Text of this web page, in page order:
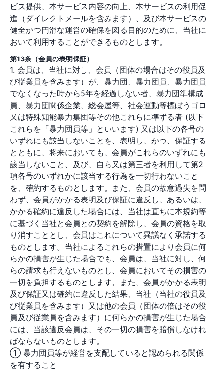
ビス提供、本サービス内容の向上、本サービスの利用促
進（ダイレクトメールを含みます）、及び本サービスの
健全かつ円滑な運営の確保を図る目的のために、当社に
おいて利用することができるものとします。
第13条（会員の表明保証）
1. 会員は、当社に対し、会員（団体の場合はその役員及
び従業員を含みます）が、暴力団、暴力団員、暴力団員
でなくなった時から5年を経過しない者、暴力団準構成
員、暴力団関係企業、総会屋等、社会運動等標ぼうゴロ
又は特殊知能暴力集団等その他これらに準ずる者 (以下
これらを「暴力団員等」といいます) 又は以下の各号の
いずれにも該当しないことを、表明し、かつ、保証する
とともに、将来においても、会員がこれらのいずれにも
該当しないこと、及び、自ら又は第三者を利用して第2
項各号のいずれかに該当する行為を一切行わないこと
を、確約するものとします。また、会員の故意過失を問
わず、会員がかかる表明及び保証に違反し、あるいは、
かかる確約に違反した場合には、当社は直ちに本規約等
に基づく当社と会員との契約を解除し、会員の資格を取
り消すこととし、会員はこれについて異議なく承諾する
ものとします。当社によるこれらの措置により会員に何
らかの損害が生じた場合でも、会員は、当社に対し、何
らの請求も行えないものとし、会員においてその損害の
一切を負担するものとします。また、会員がかかる表明
及び保証又は確約に違反した結果、当社（当社の役員及
び従業員を含みます）又は他の会員（団体の倍はその役
員及び従業員を含みます）に何らかの損害が生じた場合
には、当該違反会員は、その一切の損害を賠償しなけれ
ばならないものとします。
① 暴力団員等が経営を支配していると認められる関係
を有すること